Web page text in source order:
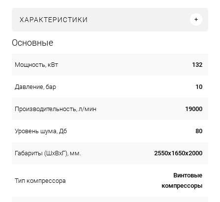
ХАРАКТЕРИСТИКИ
Основные
Мощность, кВт 132
Давление, бар 10
Производительность, л/мин 19000
Уровень шума, Дб 80
Габариты (ШхВхГ), мм. 2550х1650х2000
Тип компрессора
Винтовые
компрессоры